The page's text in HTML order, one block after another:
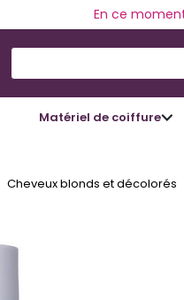
En ce
Matériel de coiffure
Cheveux blonds et décolorés